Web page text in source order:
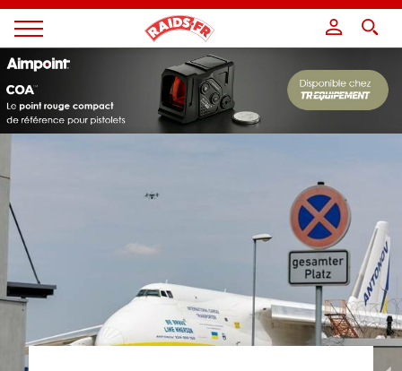
Magazine
Raids
Panneau de gestion des cookies